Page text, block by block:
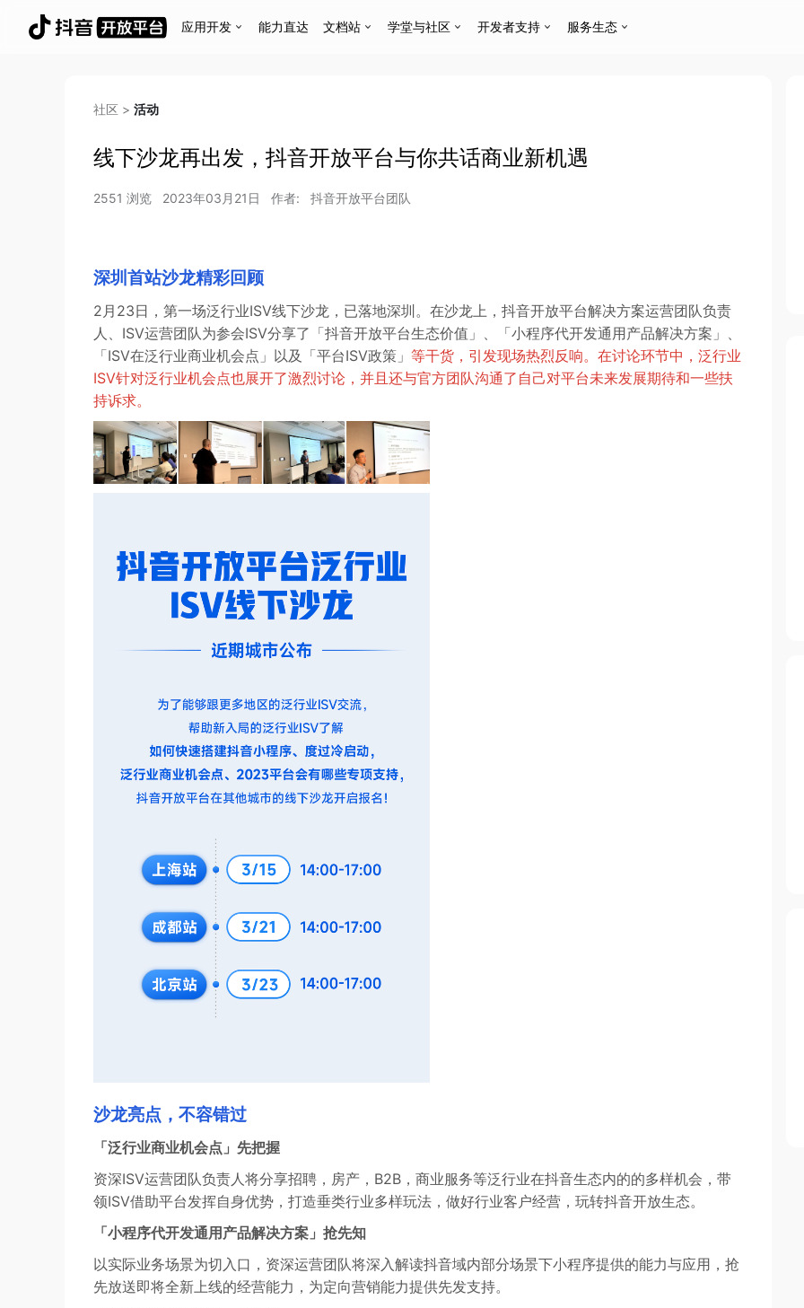
应用开发 能力直达 文档站 学堂与社区 开发者支持 服务生态
社区 > 活动
线下沙龙再出发，抖音开放平台与你共话商业新机遇
2551 浏览 2023年03月21日 作者: 抖音开放平台团队
深圳首站沙龙精彩回顾
2月23日，第一场泛行业ISV线下沙龙，已落地深圳。在沙龙上，抖音开放平台解决方案运营团队负责
人、ISV运营团队为参会ISV分享了「抖音开放平台生态价值」、「小程序代开发通用产品解决方案」、
「ISV在泛行业商业机会点」以及「平台ISV政策」 等干货，引发现场热烈反响。在讨论环节中，泛行业
ISV针对泛行业机会点也展开了激烈讨论，并且还与官方团队沟通了自己对平台未来发展期待和一些扶
持诉求。
沙龙亮点，不容错过
「泛行业商业机会点」先把握
资深ISV运营团队负责人将分享招聘，房产，B2B，商业服务等泛行业在抖音生态内的的多样机会，带
领ISV借助平台发挥自身优势，打造垂类行业多样玩法，做好行业客户经营，玩转抖音开放生态。
「小程序代开发通用产品解决方案」抢先知
以实际业务场景为切入口，资深运营团队将深入解读抖音域内部分场景下小程序提供的能力与应用，抢
先放送即将全新上线的经营能力，为定向营销能力提供先发支持。